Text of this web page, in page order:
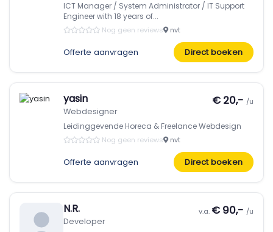
ICT Manager / System Administrator / IT Support
Engineer with 18 years of...
Nog geen reviews nvt
Offerte aanvragen Direct boeken
yasin
Webdesigner
€ 20,- /u
Leidinggevende Horeca & Freelance Webdesign
Nog geen reviews nvt
Offerte aanvragen Direct boeken
N.R.
Developer
v.a. € 90,- /u